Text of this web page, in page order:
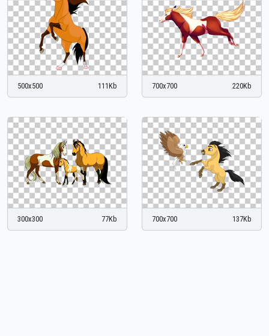
500x500 111Kb 700x700 220Kb
300x300 77Kb 700x700 137Kb